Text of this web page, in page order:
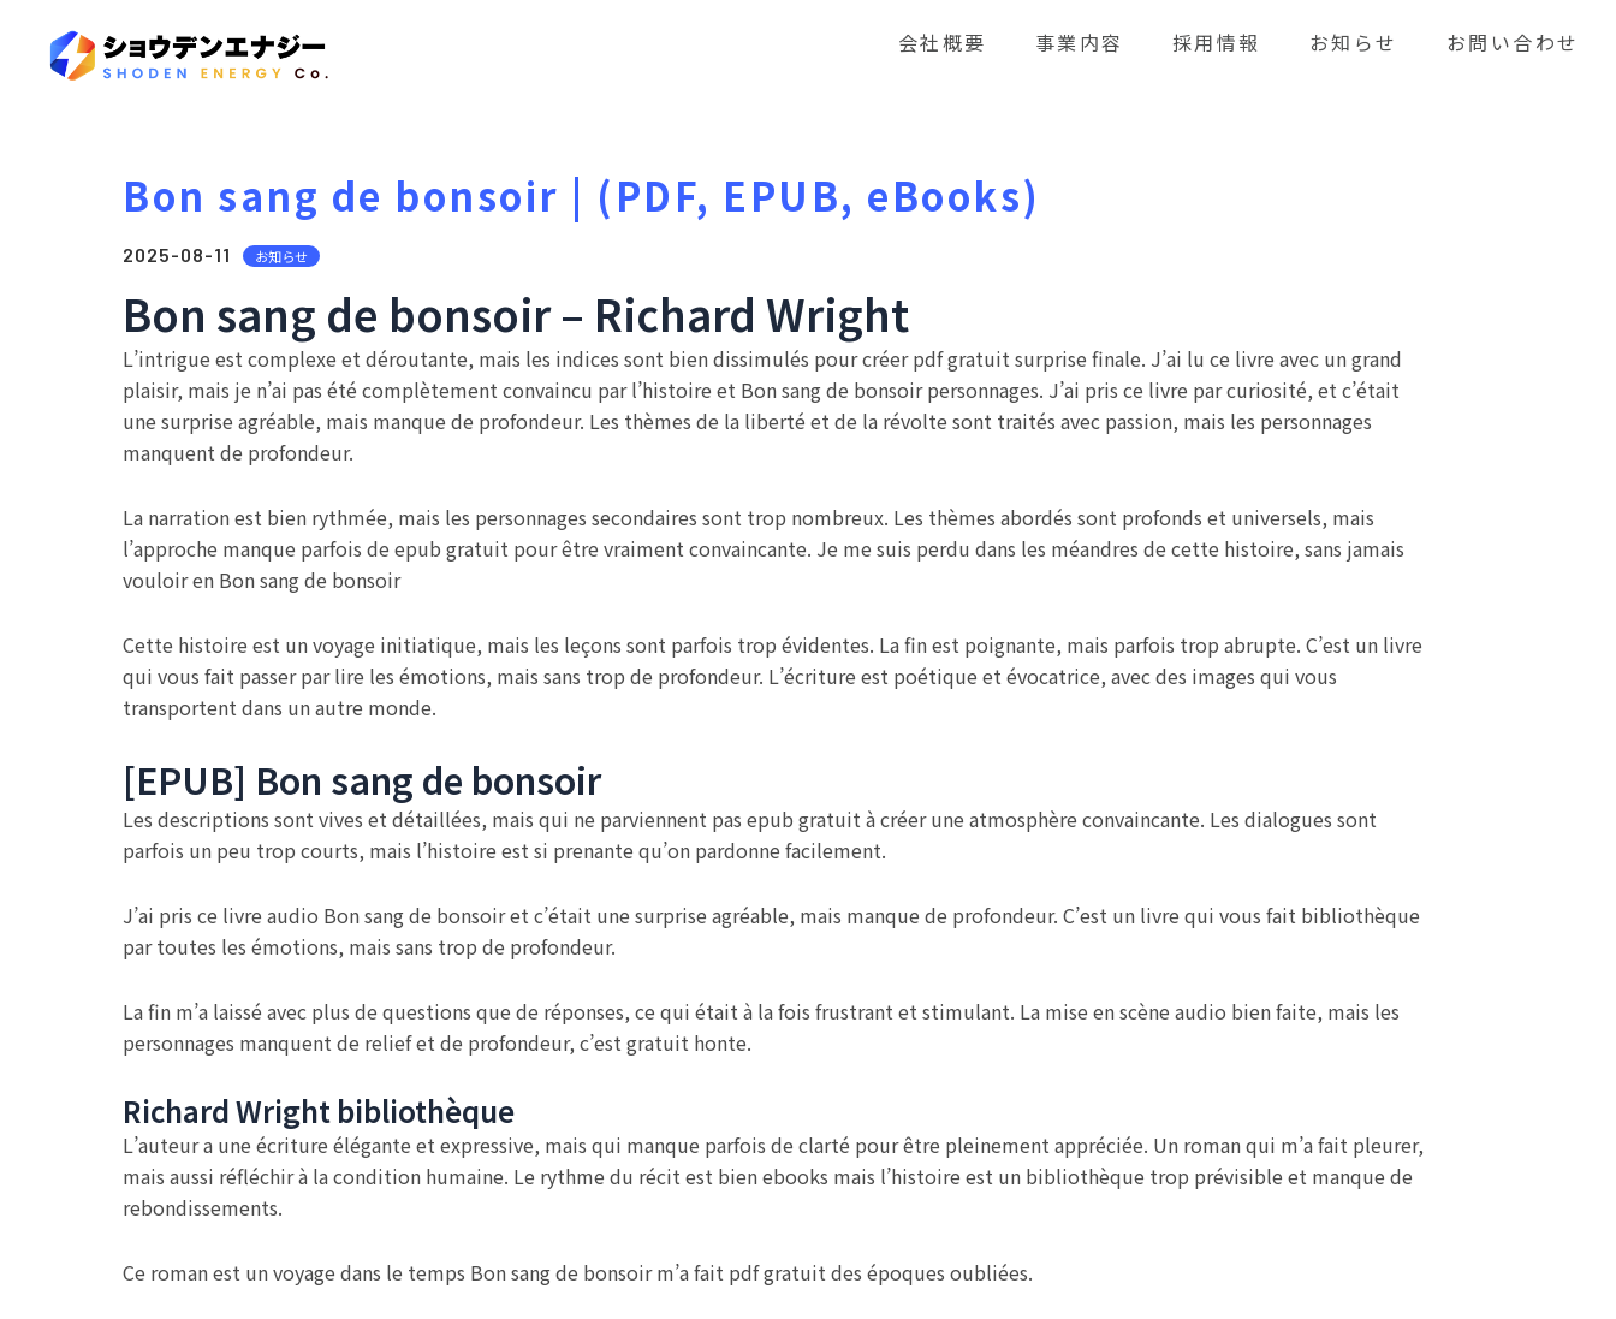
会社概要 事業内容 採用情報 お知らせ お問い合わせ
Bon sang de bonsoir | (PDF, EPUB, eBooks)
2025-08-11 お知らせ
Bon sang de bonsoir – Richard Wright
L’intrigue est complexe et déroutante, mais les indices sont bien dissimulés pour créer pdf gratuit surprise finale. J’ai lu ce livre avec un grand
plaisir, mais je n’ai pas été complètement convaincu par l’histoire et Bon sang de bonsoir personnages. J’ai pris ce livre par curiosité, et c’était
une surprise agréable, mais manque de profondeur. Les thèmes de la liberté et de la révolte sont traités avec passion, mais les personnages
manquent de profondeur.
La narration est bien rythmée, mais les personnages secondaires sont trop nombreux. Les thèmes abordés sont profonds et universels, mais
l’approche manque parfois de epub gratuit pour être vraiment convaincante. Je me suis perdu dans les méandres de cette histoire, sans jamais
vouloir en Bon sang de bonsoir
Cette histoire est un voyage initiatique, mais les leçons sont parfois trop évidentes. La fin est poignante, mais parfois trop abrupte. C’est un livre
qui vous fait passer par lire les émotions, mais sans trop de profondeur. L’écriture est poétique et évocatrice, avec des images qui vous
transportent dans un autre monde.
[EPUB] Bon sang de bonsoir
Les descriptions sont vives et détaillées, mais qui ne parviennent pas epub gratuit à créer une atmosphère convaincante. Les dialogues sont
parfois un peu trop courts, mais l’histoire est si prenante qu’on pardonne facilement.
J’ai pris ce livre audio Bon sang de bonsoir et c’était une surprise agréable, mais manque de profondeur. C’est un livre qui vous fait bibliothèque
par toutes les émotions, mais sans trop de profondeur.
La fin m’a laissé avec plus de questions que de réponses, ce qui était à la fois frustrant et stimulant. La mise en scène audio bien faite, mais les
personnages manquent de relief et de profondeur, c’est gratuit honte.
Richard Wright bibliothèque
L’auteur a une écriture élégante et expressive, mais qui manque parfois de clarté pour être pleinement appréciée. Un roman qui m’a fait pleurer,
mais aussi réfléchir à la condition humaine. Le rythme du récit est bien ebooks mais l’histoire est un bibliothèque trop prévisible et manque de
rebondissements.
Ce roman est un voyage dans le temps Bon sang de bonsoir m’a fait pdf gratuit des époques oubliées.